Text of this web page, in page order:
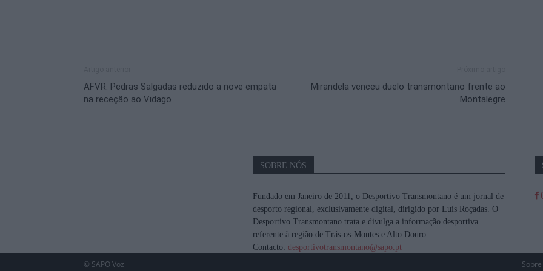
AFVR: Pedras Salgadas reduzido a nove empata
na receção ao Vidago
Mirandela venceu duelo transmontano frente ao
Montalegre
SOBRE NÓS
Fundado em Janeiro de 2011, o Desportivo Transmontano é um jornal de
desporto regional, exclusivamente digital, dirigido por Luís Roçadas. O
Desportivo Transmontano trata e divulga a informação desportiva
referente à região de Trás-os-Montes e Alto Douro.
Contacto: desportivotransmontano@sapo.pt
© SAPO Voz